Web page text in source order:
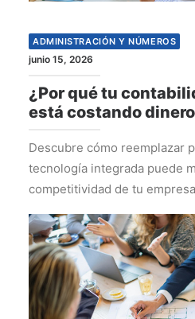
ADMINISTRACIÓN Y NÚMEROS
junio 15, 2026
¿Por qué tu
está costando
Descubre cómo reemplazar
tecnología integrada puede
competitividad de tu